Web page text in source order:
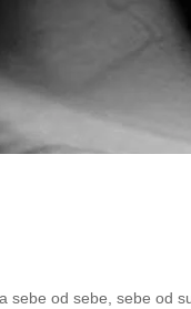
sebe od sebe, sebe od